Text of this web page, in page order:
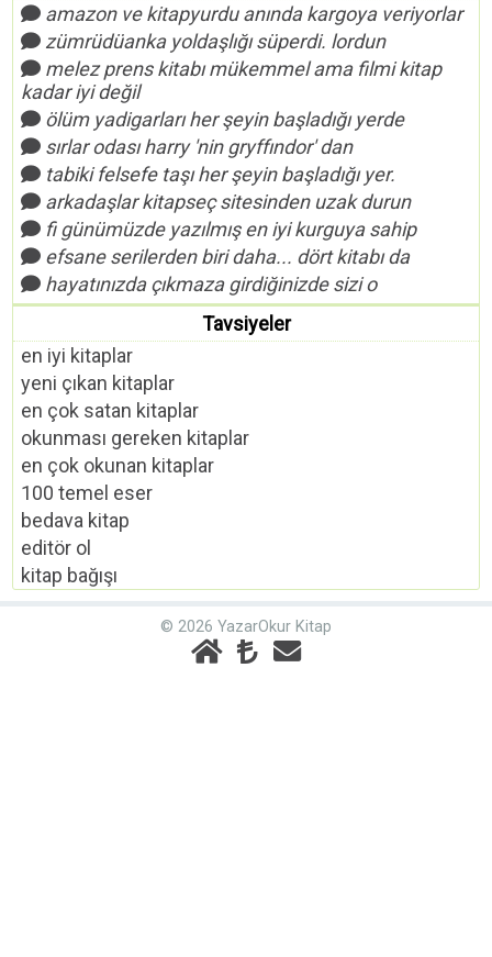
amazon ve kitapyurdu anında kargoya veriyorlar
zümrüdüanka yoldaşlığı süperdi. lordun
melez prens kitabı mükemmel ama filmi kitap
kadar iyi değil
ölüm yadigarları her şeyin başladığı yerde
sırlar odası harry 'nin gryffındor' dan
tabiki felsefe taşı her şeyin başladığı yer.
arkadaşlar kitapseç sitesinden uzak durun
fi günümüzde yazılmış en iyi kurguya sahip
efsane serilerden biri daha... dört kitabı da
hayatınızda çıkmaza girdiğinizde sizi o
Tavsiyeler
en iyi kitaplar
yeni çıkan kitaplar
en çok satan kitaplar
okunması gereken kitaplar
en çok okunan kitaplar
100 temel eser
bedava kitap
editör ol
kitap bağışı
© 2026 YazarOkur Kitap